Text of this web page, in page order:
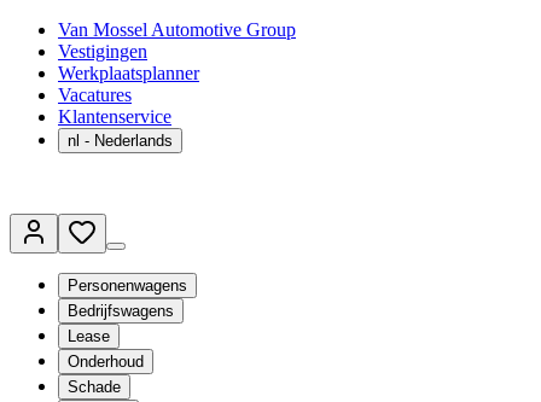
Van Mossel Automotive Group
Vestigingen
Werkplaatsplanner
Vacatures
Klantenservice
nl - Nederlands
Personenwagens
Bedrijfswagens
Lease
Onderhoud
Schade